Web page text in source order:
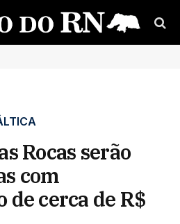
Rocas serão
com
cerca de R$